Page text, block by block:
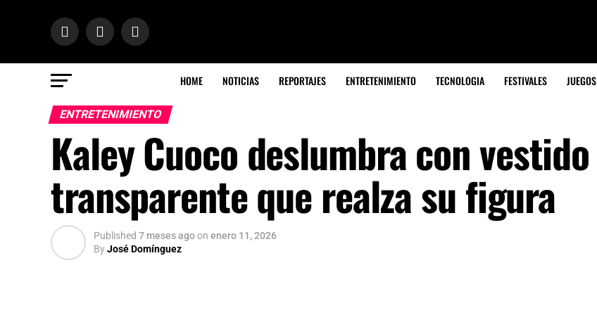
HOME NOTICIAS REPORTAJES ENTRETENIMIENTO TECNOLOGIA FESTIVALES JUEGOS
ENTRETENIMIENTO
Kaley Cuoco deslumbra con vestido
transparente que realza su figura
Published 7 meses agoon enero 11, 2026
ByJosé Domínguez